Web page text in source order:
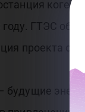
ГТЭС
проекта